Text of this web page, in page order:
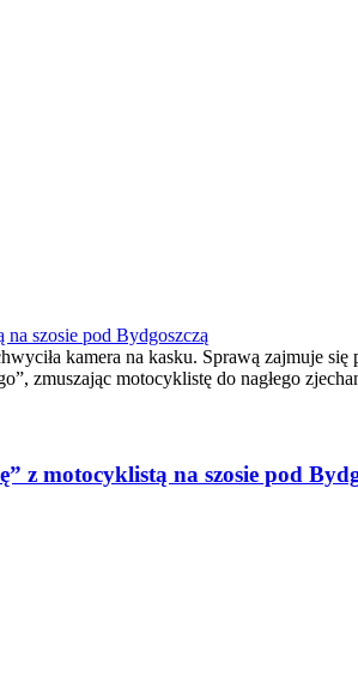
szosie pod Bydgoszczą
kamera na kasku. Sprawą zajmuje
zmuszając motocyklistę do nagłego
z motocyklistą na szosie pod